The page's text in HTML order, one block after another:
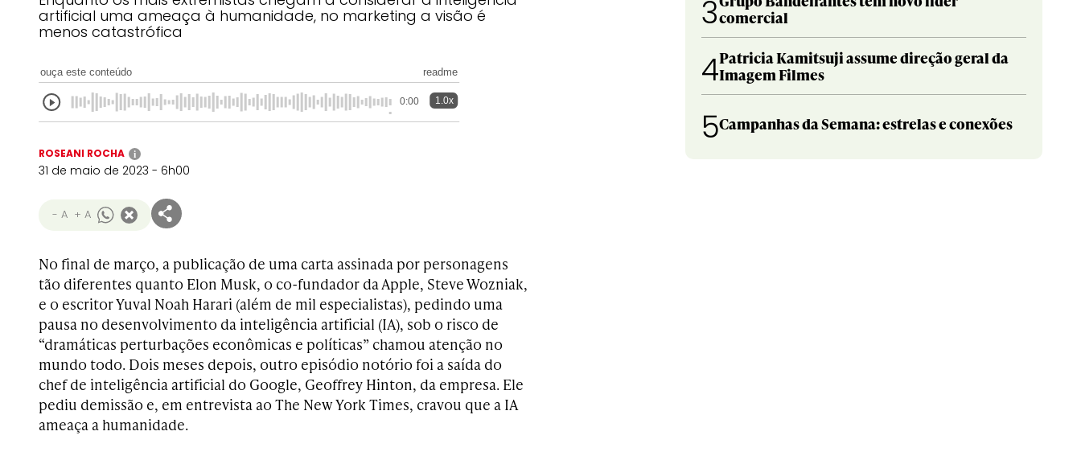
artificial uma ameaça à humanidade, no marketing a visão é
menos catastrófica
ouça este conteúdo readme
0:00 1.0x
ROSEANI ROCHA i
31 de maio de 2023 - 6h00
- A + A
No final de março, a publicação de uma carta assinada por personagens
tão diferentes quanto Elon Musk, o co-fundador da Apple, Steve Wozniak,
e o escritor Yuval Noah Harari (além de mil especialistas), pedindo uma
pausa no desenvolvimento da inteligência artificial (IA), sob o risco de
“dramáticas perturbações econômicas e políticas” chamou atenção no
mundo todo. Dois meses depois, outro episódio notório foi a saída do
chef de inteligência artificial do Google, Geoffrey Hinton, da empresa. Ele
pediu demissão e, em entrevista ao The New York Times, cravou que a IA
ameaça a humanidade.
3comercial
4Patricia Kamitsuji assume direção geral da
Imagem Filmes
5Campanhas da Semana: estrelas e conexões